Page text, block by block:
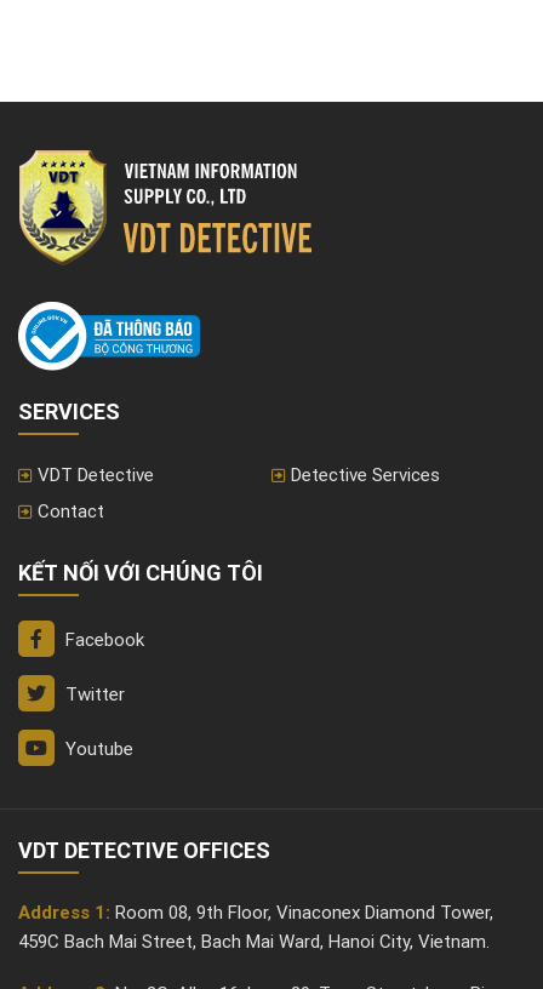
SERVICES
VDT Detective
Detective Services
Contact
KẾT NỐI VỚI CHÚNG TÔI
Facebook
Twitter
Youtube
VDT DETECTIVE OFFICES
Address 1: Room 08, 9th Floor, Vinaconex Diamond Tower,
459C Bach Mai Street, Bach Mai Ward, Hanoi City, Vietnam.